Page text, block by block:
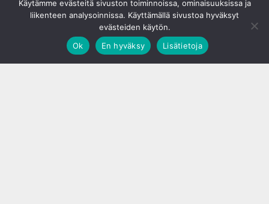
Käytämme evästeitä sivuston toiminnoissa, ominaisuuksissa ja
liikenteen analysoinnissa. Käyttämällä sivustoa hyväksyt
evästeiden käytön.
Ok
En hyväksy Lisätietoja